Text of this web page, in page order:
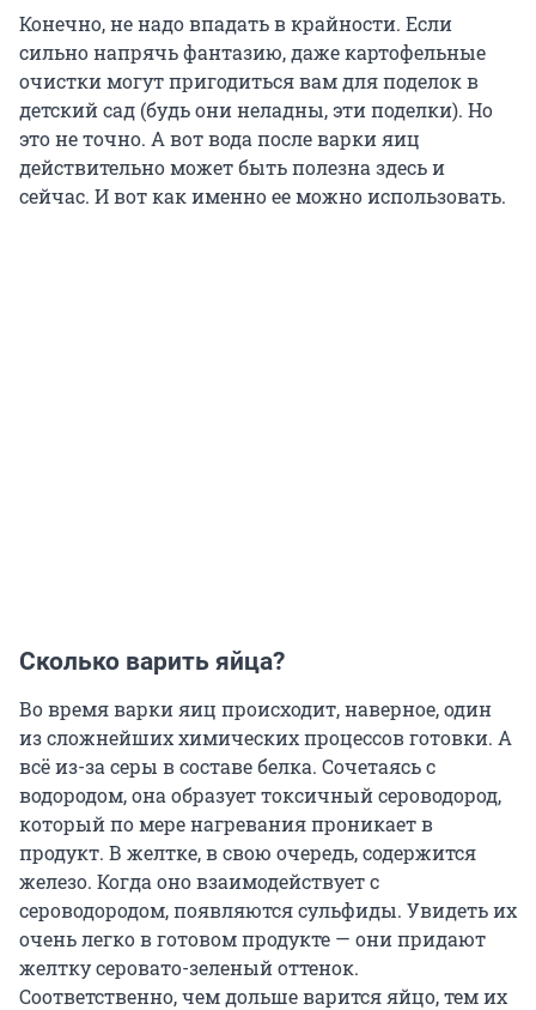
Конечно, не надо впадать в крайности. Если
сильно напрячь фантазию, даже картофельные
очистки могут пригодиться вам для поделок в
детский сад (будь они неладны, эти поделки). Но
это не точно. А вот вода после варки яиц
действительно может быть полезна здесь и
сейчас. И вот как именно ее можно использовать.
Сколько варить яйца?
Во время варки яиц происходит, наверное, один
из сложнейших химических процессов готовки. А
всё из-за серы в составе белка. Сочетаясь с
водородом, она образует токсичный сероводород,
который по мере нагревания проникает в
продукт. В желтке, в свою очередь, содержится
железо. Когда оно взаимодействует с
сероводородом, появляются сульфиды. Увидеть их
очень легко в готовом продукте — они придают
желтку серовато-зеленый оттенок.
Соответственно, чем дольше варится яйцо, тем их